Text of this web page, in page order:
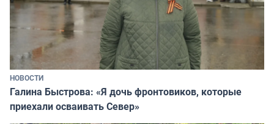
НОВОСТИ
Галина Быстрова: «Я дочь фронтовиков, которые
приехали осваивать Север»